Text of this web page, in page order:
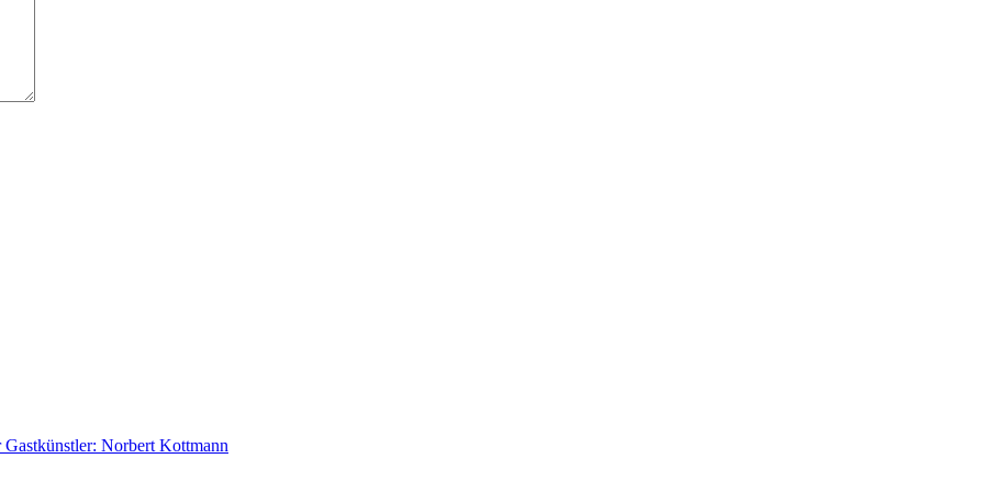
Gastkünstler: Norbert Kottmann